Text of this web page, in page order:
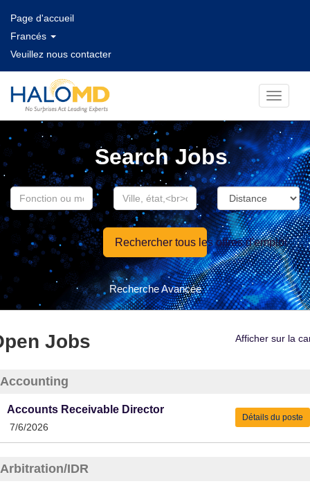
Page d'accueil
Francés
Veuillez nous contacter
Toggle
Search Jobs
Rechercher tous les offres d'emploi
Recherche Avancée
Jobs Afficher sur la
Accounting
Détails du poste
Accounts Receivable Director
7/6/2026
Arbitration/IDR